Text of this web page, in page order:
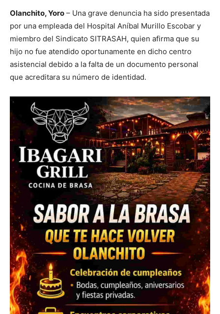
Olanchito, Yoro – Una grave denuncia ha sido presentada
por una empleada del Hospital Aníbal Murillo Escobar y
miembro del Sindicato SITRASAH, quien afirma que su
hijo no fue atendido oportunamente en dicho centro
asistencial debido a la falta de un documento personal
que acreditara su número de identidad.